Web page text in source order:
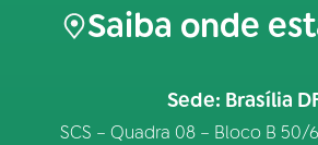
Saiba onde
Sede: Brasília
SCS – Quadra 08 – Bloco B 50/